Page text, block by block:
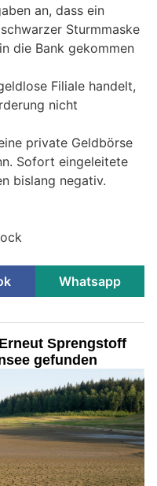
an, dass ein
Sturmmaske
die Bank gekommen
Filiale handelt,
nicht
private Geldbörse
Sofort eingeleitete
bislang negativ.
Whatsapp
Sprengstoff
gefunden